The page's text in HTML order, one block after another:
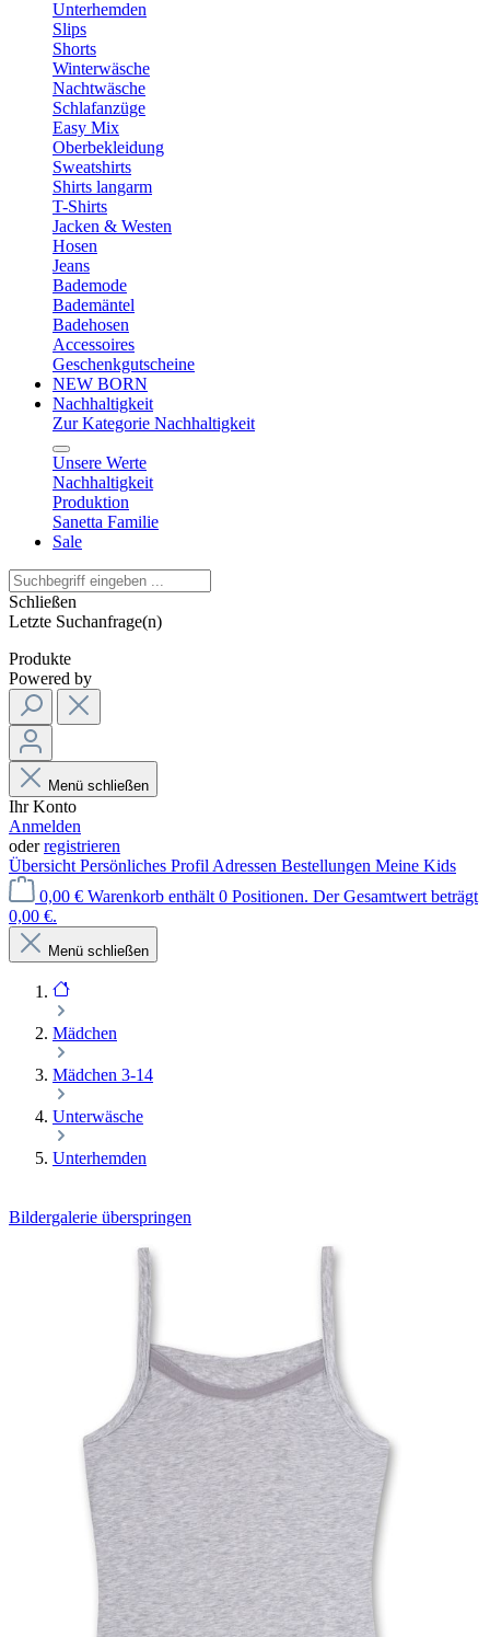
Unterhemden
Slips
Shorts
Winterwäsche
Nachtwäsche
Schlafanzüge
Easy Mix
Oberbekleidung
Sweatshirts
Shirts langarm
T-Shirts
Jacken & Westen
Hosen
Jeans
Bademode
Bademäntel
Badehosen
Accessoires
Geschenkgutscheine
NEW BORN
Nachhaltigkeit
Zur Kategorie Nachhaltigkeit
Unsere Werte
Nachhaltigkeit
Produktion
Sanetta Familie
Sale
Schließen
Letzte Suchanfrage(n)
Produkte
Powered by
Menü schließen
Ihr Konto
Anmelden
oderregistrieren
Übersicht Persönliches Profil Adressen Bestellungen Meine Kids
0,00 € Warenkorb enthält 0 Positionen. Der Gesamtwert beträgt
0,00 €.
Menü schließen
Mädchen
Mädchen 3-14
Unterwäsche
Unterhemden
Bildergalerie überspringen